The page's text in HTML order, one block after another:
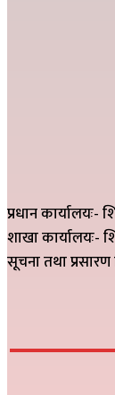
प्रधान कार्यालयः-
शाखा कार्यालयः-
सूचना तथा प्रसारण